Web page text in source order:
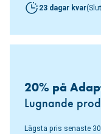
23 dagar kvar(
20% på
Lugnande
Lägsta pris senaste